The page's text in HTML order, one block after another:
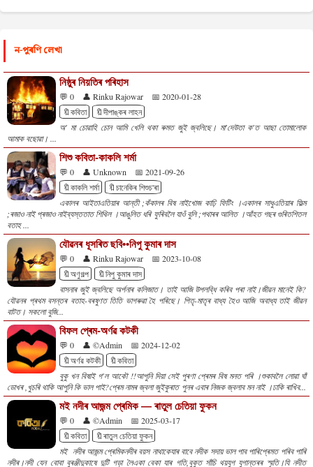
ন-পুৰণি লেখা
নিষ্ঠুৰ নিয়তিৰ পৰিহাস
💬 0 👤 Rinku Rajowar
📅 2020-01-28
🔖কবিতা
🔖দীপাঙ্কৰ লাহন
অ' মা চোৱাহি চোন আমি খেলি থকা ৰুমত জুই জ্বলিছে। মা'দেউতা ক'ত আছা তোমালোক
আমাক বছোৱা। ...
শিশু কবিতা-কাকলি শৰ্মা
💬 0 👤 Unknown
📅 2021-09-26
🔖কাকলি শৰ্মা
🔖চানেকিৰ শিশুচ'ৰা
একালৰ আইতাএতিয়াৰ আন্তী ;কঁকালৰ বিষ নাইখোজ কাঢ়ি ফিটিং ।একালৰ সাধুএতিয়াৰ ফিল্ম
;ৰজাও নাই প্ৰজাও নাইব্যস্ততাত শিথিল ।আঙুলিত ধৰি ফুৰিবলৈ যাওঁ বুলি ;পথাৰৰ আলিত ।আঁহত গছৰ গুৰিতশিতল
বতাহ ...
যৌৱনৰ ধূসৰিত ছবি••নিপু কুমাৰ দাস
💬 0 👤 Rinku Rajowar
📅 2023-10-08
🔖অণুগল্প
🔖নিপু কুমাৰ দাস
বাসনাৰ জুই জ্বলিছে অৰ্পনাৰ কলিজাত। তাই আজি উপলব্ধি কৰিব পৰা নাই।জীৱন মানেই কি?
যৌৱনৰ প্ৰথম বসন্তৰ বতাহ-বৰষুণত তিতি ভাগৰুৱা হৈ পৰিছে। পিতৃ-মাতৃৰ বাধ্য হৈও আজি অবাধ্য তাই জীৱন
বাটত। সকলো বুজি...
বিফল প্ৰেম-অৰ্ণৱ কটকী
💬 0 👤 ©Admin
📅 2024-12-02
🔖অৰ্ণৱ কটকী
🔖কবিতা
বুকু খন বিষাই গ'ল আকৌ !!আপুনি দিয়া সেই পুৰণা প্ৰেমৰ বিষ মনত পৰি ।শুকাবলৈ লোৱা ঘাঁ
ডোখৰ ,খুচৰি থাকি আপুনি কি ভাল পাই?প্ৰেম নামৰ জ্বলা জুইকুৰাত পুনৰ এবাৰ নিজক জ্বলাব মন নাই ।ঢাকি ৰাখিব...
মই নদীৰ আজন্ম প্ৰেমিক — ৰাতুল চেতিয়া ফুকন
💬 0 👤 ©Admin
📅 2025-03-17
🔖কবিতা
🔖ৰাতুল চেতিয়া ফুকন
মই নদীৰ আজন্ম প্ৰেমিকনদীৰ বয়স নাথাকেযাৰ বাবে নদীক সদায় ভাল পাব পাৰিপ্ৰেমত পৰিব পাৰি
নদীৰ।নদী যেন বোবা বুৰঞ্জীদুকাষে দুটি গড়া লৈএকা বেকা যাৰ গতি,বুকুত সাঁচি থয়যুগ যুগান্তৰৰ স্মৃতি।যি নদীত